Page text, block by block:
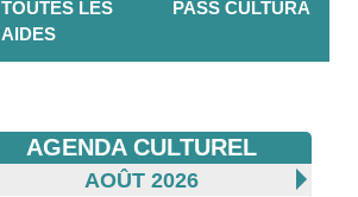
TOUTES LES
AIDES
PASS CULTURA
AGENDA CULTUREL
AOÛT 2026